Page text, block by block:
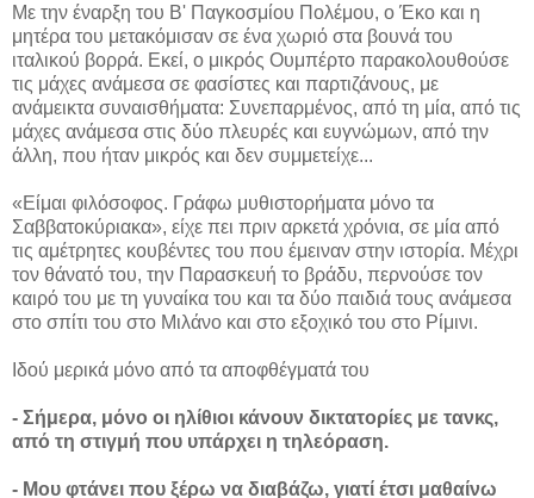
Με την έναρξη του Β' Παγκοσμίου Πολέμου, ο Έκο και η
μητέρα του μετακόμισαν σε ένα χωριό στα βουνά του
ιταλικού βορρά. Εκεί, ο μικρός Ουμπέρτο παρακολουθούσε
τις μάχες ανάμεσα σε φασίστες και παρτιζάνους, με
ανάμεικτα συναισθήματα: Συνεπαρμένος, από τη μία, από τις
μάχες ανάμεσα στις δύο πλευρές και ευγνώμων, από την
άλλη, που ήταν μικρός και δεν συμμετείχε...
«Είμαι φιλόσοφος. Γράφω μυθιστορήματα μόνο τα
Σαββατοκύριακα», είχε πει πριν αρκετά χρόνια, σε μία από
τις αμέτρητες κουβέντες του που έμειναν στην ιστορία. Μέχρι
τον θάνατό του, την Παρασκευή το βράδυ, περνούσε τον
καιρό του με τη γυναίκα του και τα δύο παιδιά τους ανάμεσα
στο σπίτι του στο Μιλάνο και στο εξοχικό του στο Ρίμινι.
Ιδού μερικά μόνο από τα αποφθέγματά του
- Σήμερα, μόνο οι ηλίθιοι κάνουν δικτατορίες με τανκς,
από τη στιγμή που υπάρχει η τηλεόραση.
- Μου φτάνει που ξέρω να διαβάζω, γιατί έτσι μαθαίνω